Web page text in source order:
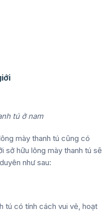
tú ở nam
mày thanh tú cũng có
sở hữu lông mày thanh tú sẽ
như sau:
tú có tính cách vui vẻ, hoạt